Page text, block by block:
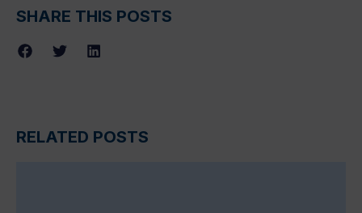
SHARE THIS POSTS
RELATED POSTS